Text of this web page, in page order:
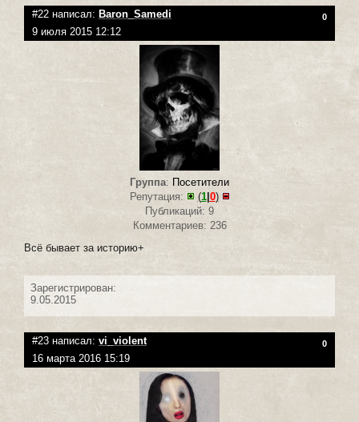
#22 написал: Baron_Samedi 0
9 июля 2015 12:12
Группа: Посетители
Репутация:
(1| 0)
Публикаций: 9
Комментариев: 236
Всё бывает за историю+
Зарегистрирован:
9.05.2015
#23 написал: vi_violent 0
16 марта 2016 15:19